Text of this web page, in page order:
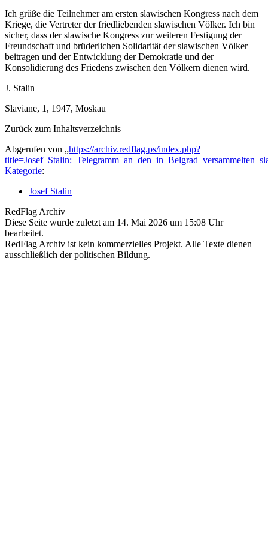
Ich grüße die Teilnehmer am ersten slawischen Kongress nach dem
Kriege, die Vertreter der friedliebenden slawischen Völker. Ich bin
sicher, dass der slawische Kongress zur weiteren Festigung der
Freundschaft und brüderlichen Solidarität der slawischen Völker
beitragen und der Entwicklung der Demokratie und der
Konsolidierung des Friedens zwischen den Völkern dienen wird.
J. Stalin
Slaviane, 1, 1947, Moskau
Zurück zum Inhaltsverzeichnis
Abgerufen von „https://archiv.redflag.ps/index.php?
Kategorie:
Josef Stalin
RedFlag Archiv
Diese Seite wurde zuletzt am 14. Mai 2026 um 15:08 Uhr
bearbeitet.
RedFlag Archiv ist kein kommerzielles Projekt. Alle Texte dienen
ausschließlich der politischen Bildung.